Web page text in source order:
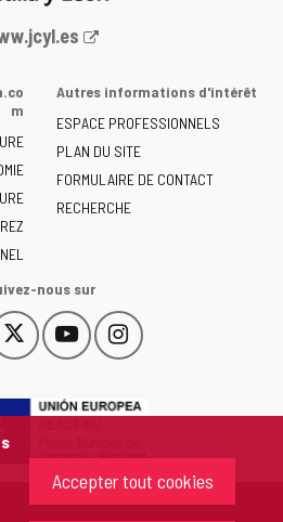
Accepter tout cookies
m
Autres informations d'intérêt
ESPACE PROFESSIONNELS
PLAN DU SITE
FORMULAIRE DE CONTACT
RECHERCHE
nous sur
Este
enlace
abrirá
ventana
nueva.
YouTube
Este
enlace
abrirá
ventana
nueva.
Instagram
Este
enlace
abrirá
ventana
nueva.